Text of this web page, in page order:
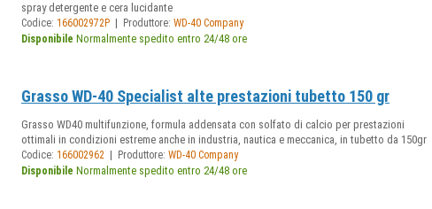
spray detergente e cera lucidante
Codice: 166002972P | Produttore:WD-40 Company
Disponibile Normalmente spedito entro 24/48 ore
Grasso WD-40 Specialist alte prestazioni tubetto 150 gr
Grasso WD40 multifunzione, formula addensata con solfato di calcio per prestazioni
ottimali in condizioni estreme anche in industria, nautica e meccanica, in tubetto da 150gr
Codice: 166002962 | Produttore:WD-40 Company
Disponibile Normalmente spedito entro 24/48 ore